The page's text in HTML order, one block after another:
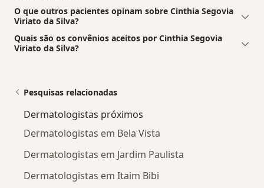
O que outros pacientes opinam sobre Cinthia Segovia
Viriato da Silva?
Quais são os convênios aceitos por Cinthia Segovia
Viriato da Silva?
Pesquisas relacionadas
Dermatologistas próximos
Dermatologistas em Bela Vista
Dermatologistas em Jardim Paulista
Dermatologistas em Itaim Bibi